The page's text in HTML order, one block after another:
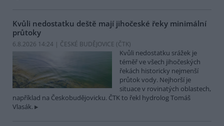
Kvůli nedostatku deště mají jihočeské řeky minimální
průtoky
6.8.2026 14:24 | ČESKÉ BUDĚJOVICE (ČTK)
Kvůli nedostatku srážek je
téměř ve všech jihočeských
řekách historicky nejmenší
průtok vody. Nejhorší je
situace v rovinatých oblastech,
například na Českobudějovicku. ČTK to řekl hydrolog Tomáš
Vlasák.